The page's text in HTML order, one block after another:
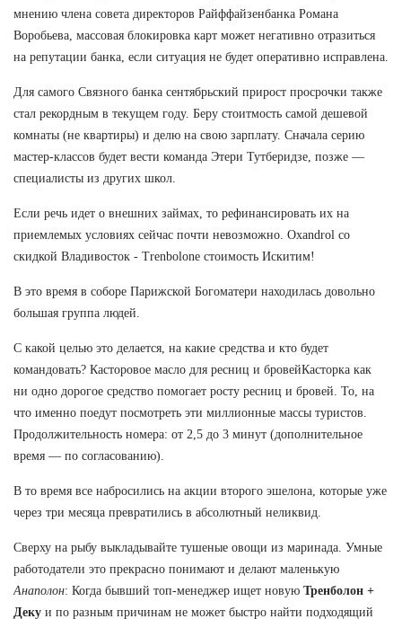
мнению члена совета директоров Райффайзенбанка Романа
Воробьева, массовая блокировка карт может негативно отразиться
на репутации банка, если ситуация не будет оперативно исправлена.
Для самого Связного банка сентябрьский прирост просрочки также
стал рекордным в текущем году. Беру стоитмость самой дешевой
комнаты (не квартиры) и делю на свою зарплату. Сначала серию
мастер-классов будет вести команда Этери Тутберидзе, позже —
специалисты из других школ.
Если речь идет о внешних займах, то рефинансировать их на
приемлемых условиях сейчас почти невозможно. Oxandrol со
скидкой Владивосток - Trenbolone стоимость Искитим!
В это время в соборе Парижской Богоматери находилась довольно
большая группа людей.
С какой целью это делается, на какие средства и кто будет
командовать? Касторовое масло для ресниц и бровейКасторка как
ни одно дорогое средство помогает росту ресниц и бровей. То, на
что именно поедут посмотреть эти миллионные массы туристов.
Продолжительность номера: от 2,5 до 3 минут (дополнительное
время — по согласованию).
В то время все набросились на акции второго эшелона, которые уже
через три месяца превратились в абсолютный неликвид.
Сверху на рыбу выкладывайте тушеные овощи из маринада. Умные
работодатели это прекрасно понимают и делают маленькую
Анаполон: Когда бывший топ-менеджер ищет новую Тренболон +
Деку и по разным причинам не может быстро найти подходящий